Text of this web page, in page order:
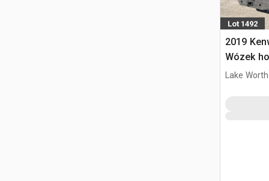
Lot 1492
2019
Wózek
Lake